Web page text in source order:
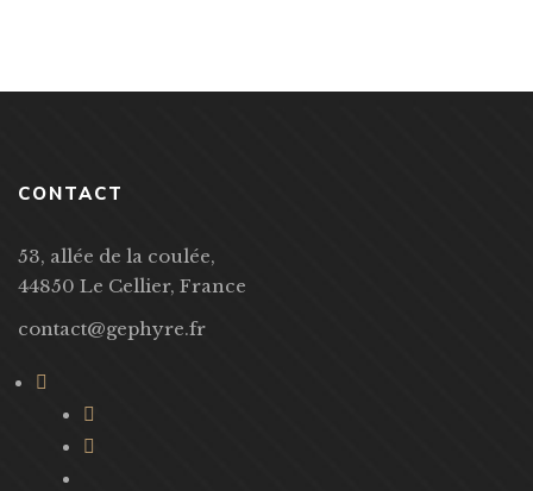
CONTACT
53, allée de la coulée,
44850 Le Cellier, France
contact@gephyre.fr